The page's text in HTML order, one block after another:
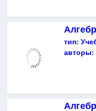
тип:
авторы: